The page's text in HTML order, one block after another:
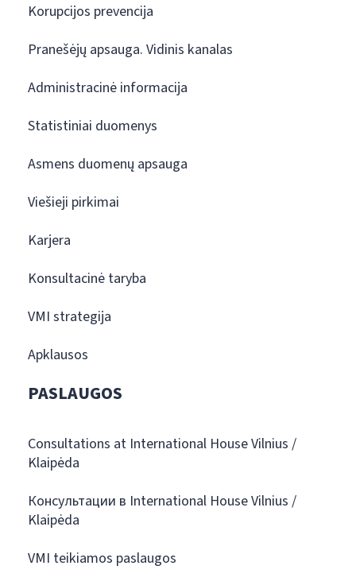
Korupcijos prevencija
Pranešėjų apsauga. Vidinis kanalas
Administracinė informacija
Statistiniai duomenys
Asmens duomenų apsauga
Viešieji pirkimai
Karjera
Konsultacinė taryba
VMI strategija
Apklausos
PASLAUGOS
Consultations at International House Vilnius /
Klaipėda
Консультации в International House Vilnius /
Klaipėda
VMI teikiamos paslaugos